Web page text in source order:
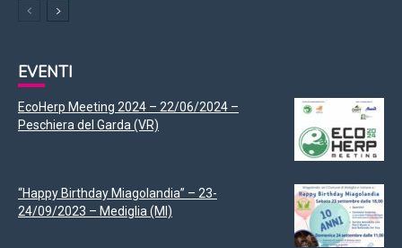
EVENTI
EcoHerp Meeting 2024 – 22/06/2024 –
Peschiera del Garda (VR)
“Happy Birthday Miagolandia” – 23-
24/09/2023 – Mediglia (MI)